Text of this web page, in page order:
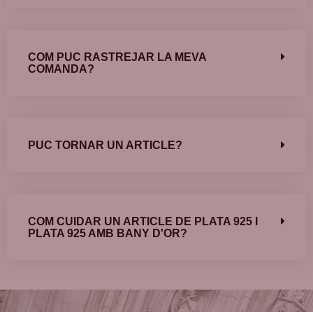
COM PUC RASTREJAR LA MEVA
COMANDA?
PUC TORNAR UN ARTICLE?
COM CUIDAR UN ARTICLE DE PLATA 925 I
PLATA 925 AMB BANY D'OR?